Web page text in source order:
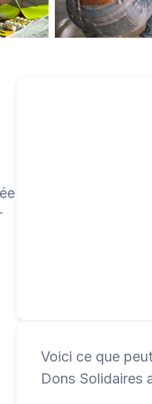
et permettez à
même.
Voici ce que
Dons Solidaires